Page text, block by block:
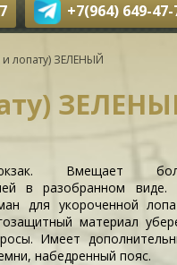
+7(964) 649-47-
лопату) ЗЕЛЕНЫЙ
Вмещает
в разобранном
для укороченной
материал
Имеет
набедренный пояс.